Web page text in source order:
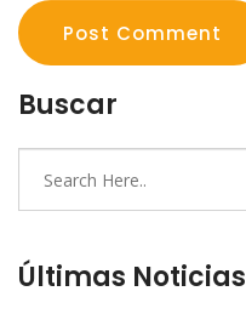
Post Comment
Buscar
Últimas Noticias